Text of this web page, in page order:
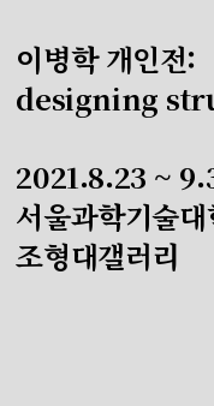
이병학 개인전:
designing
2021.8.23 ~
서울과학기술
조형대갤러리